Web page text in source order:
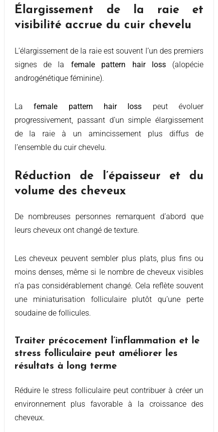
Élargissement de la raie et
visibilité accrue du cuir chevelu
L’élargissement de la raie est souvent l’un des premiers
signes de la female pattern hair loss (alopécie
androgénétique féminine).
Lafemale pattern hair loss peut évoluer
progressivement, passant d’un simple élargissement
de la raie à un amincissement plus diffus de
l’ensemble du cuir chevelu.
Réduction de l’épaisseur et du
volume des cheveux
De nombreuses personnes remarquent d’abord que
leurs cheveux ont changé de texture.
Les cheveux peuvent sembler plus plats, plus fins ou
moins denses, même si le nombre de cheveux visibles
n’a pas considérablement changé. Cela reflète souvent
une miniaturisation folliculaire plutôt qu’une perte
soudaine de follicules.
Traiter précocement l’inflammation et le
stress folliculaire peut améliorer les
résultats à long terme
Réduire le stress folliculaire peut contribuer à créer un
environnement plus favorable à la croissance des
cheveux.